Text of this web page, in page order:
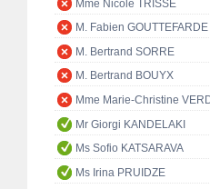
Mme Nicole TRISSE
M. Fabien GOUTTEFARDE
M. Bertrand SORRE
M. Bertrand BOUYX
Mme Marie-Christine
Mr Giorgi KANDELAKI
Ms Sofio KATSARAVA
Ms Irina PRUIDZE